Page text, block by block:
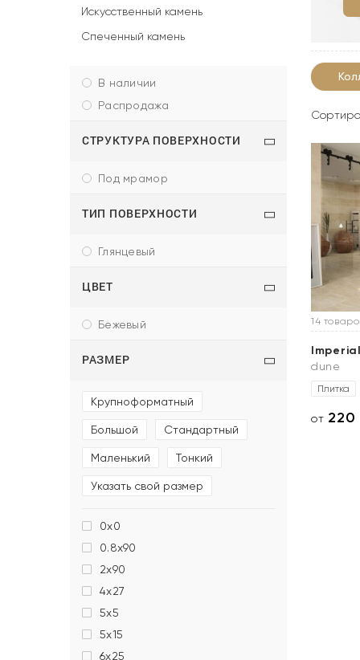
Искусственный камень
Спеченный камень
в наличии
распродажа
СТРУКТУРА ПОВЕРХНОСТИ
под мрамор
ТИП ПОВЕРХНОСТИ
глянцевый
ЦВЕТ
бежевый
РАЗМЕР
крупноформатный
большой стандартный
маленький тонкий
указать свой размер
0x0
0.8x90
2x90
4x27
5x5
5x15
6x25
14
dune
Плитка
от 220